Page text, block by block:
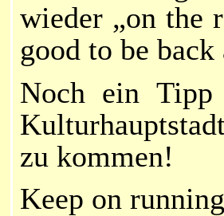
wieder „on the
good to be back
Noch ein Tipp
zu kommen!
Keep on